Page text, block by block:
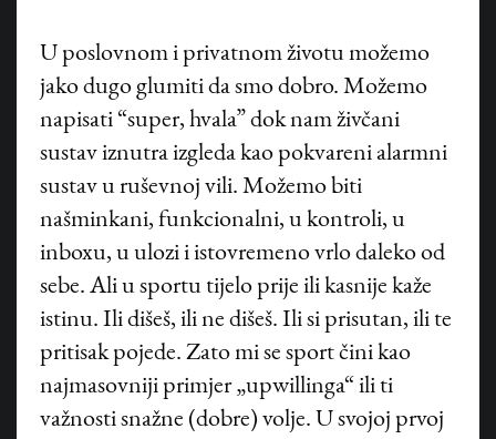
U poslovnom i privatnom životu možemo
jako dugo glumiti da smo dobro. Možemo
napisati “super, hvala” dok nam živčani
sustav iznutra izgleda kao pokvareni alarmni
sustav u ruševnoj vili. Možemo biti
našminkani, funkcionalni, u kontroli, u
inboxu, u ulozi i istovremeno vrlo daleko od
sebe. Ali u sportu tijelo prije ili kasnije kaže
istinu. Ili dišeš, ili ne dišeš. Ili si prisutan, ili te
pritisak pojede. Zato mi se sport čini kao
najmasovniji primjer „upwillinga“ ili ti
važnosti snažne (dobre) volje. U svojoj prvoj